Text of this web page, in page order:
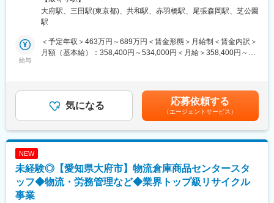
が求められますャットツールで連携しますので、最後まで責任を
持つ考え方が重要です。
《特長と身に着くスキル》
住宅営業と異なりリフォーム営業はお客様の様々なお困りごとや
思いを反映する営業です。金額の大小はありますがしっかりお客
見を深く得ることもできます。
・週1回のロープレ・相談会
OJTと併せて、個々の成長を企業全体で支援します。
◆「自分が売る」から「チームで売る」組織で働きたい方
■業務内容：
大手電力会社およびグループ会社（主に東京電力、東北電力ほ
か）への既存ルート営業を担当していただきます。電力会社の配
電・設備・資材部門と向き合いながら、製品の仕様や納期を調整
■業務詳細：
・担当電力会社との定期的な打ち合わせ
※数字を追い続ける営業というより、電力会社の技術部門・資材部
門と社内をつなぐ調整型の営業です。
最寄駅：都営地下鉄線／三田駅受動喫煙対策：敷地内全面禁煙変
更の範囲：会社の定める事業所
大府駅、三田駅(東京都)、共和駅、赤羽橋駅、尾張森岡駅、芝公園
駅
給与
＜予定年収＞463万円～689万円＜賃金形態＞月給制＜賃金内訳＞
月額（基本給）：358,400円～534,000円＜月給＞358,400円～
家族扶養手当（合計4名まで）・通勤手当（原則は全額支給です。
（上限3万円/月）・出張手当（移動距離による、昼食手当、夕食
手当も条件支給あり）賃金はあくまでも目安の金額であり、選考
を通じて上下する可能性があります。月給(月額)は固定手当を含め
た表記です。
気になる 応募依頼する
（エージェントサービス）
NEW
未経験◎【愛知県大府市】物流倉庫商品センタースタ
ッフ◆物流・労務管理など◆業界トップ級リサイクル
事業